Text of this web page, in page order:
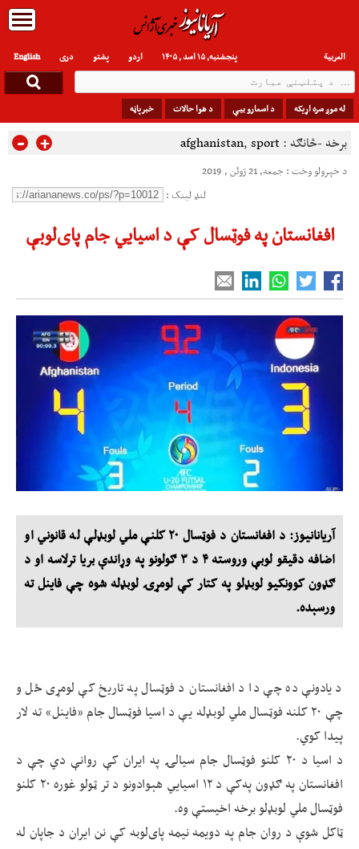
English دری پشتو العربیة اردو پنجشنبه, ۱۵ اسد , ۱۴۰۵
له موږ سره اړیکه د اسعارو بیې د هوا حالات خبرپاڼه
برخه -څانګه : afghanistan, sport
- +
د خپرولو وخت : جمعه, 21 ژوئن , 2019
لنډ لینک :
افغانستان په فوټسال کې د اسیایي جام پای‌لوبې
آریانانیوز: د افغانستان د فوټسال ۲۰ کلنې ملي لوبډلې له قانوني او
اضافه دقیقو لوبې وروسته ۴ د ۳ ګولونو په وړاندې بریا ترلاسه او د
ګډون کوونکیو لوبډلو په کتار کې لومړۍ لوبډله شوه چې فاینل ته
ورسېده.
د یادونې ده چې دا د افغانستان د فوټسال په تاریخ کې لومړی ځل و
چې ۲۰ کلنه فوټسال ملي لوبډله یې د اسیا فوټسال جام «فاینل» ته لار
پیدا کوي.
د اسیا د ۲۰ کلنو فوټسال جام سیالۍ په ایران کې روانې دي چې د
افغانستان په ګډون په‌کې د ۱۲ اسیایي هېوادونو د تر ټولو غوره ۲۰ کلنو
فوټسال ملي لوبډلو برخه اخیستې وه.
ټاکل شوې د روان جام په دویمه نیمه پای‌لوبه کې نن ایران د جاپان له